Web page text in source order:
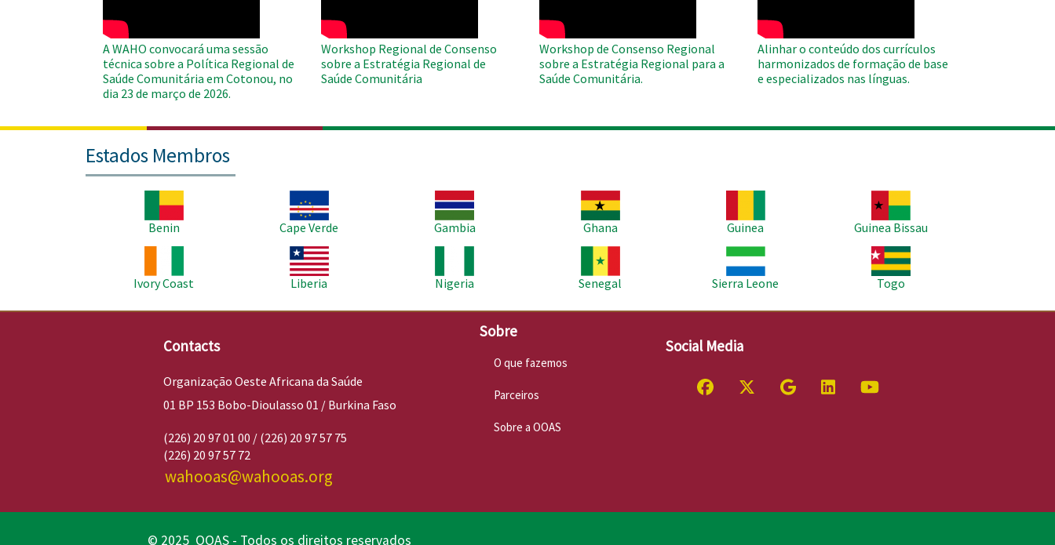
A WAHO convocará uma sessão
técnica sobre a Política Regional de
Saúde Comunitária em Cotonou, no
dia 23 de março de 2026.
Workshop Regional de Consenso
sobre a Estratégia Regional de
Saúde Comunitária
Workshop de Consenso Regional
sobre a Estratégia Regional para a
Saúde Comunitária.
Alinhar o conteúdo dos currículos
harmonizados de formação de base
e especializados nas línguas.
Estados Membros
Benin
Cape Verde
Imagem
Gambia
Imagem
Ghana
Guinea
Guinea Bissau
Ivory Coast
Imagem
Liberia
Nigeria
Senegal
Imagem
Sierra Leone
Imagem
Togo
Contacts
Organização Oeste Africana da Saúde
01 BP 153 Bobo-Dioulasso 01 / Burkina Faso
(226) 20 97 01 00 / (226) 20 97 57 75
(226) 20 97 57 72
wahooas@wahooas.org
Sobre
O que fazemos
Parceiros
Sobre a OOAS
Social Media
© 2025 OOAS - Todos os direitos reservados